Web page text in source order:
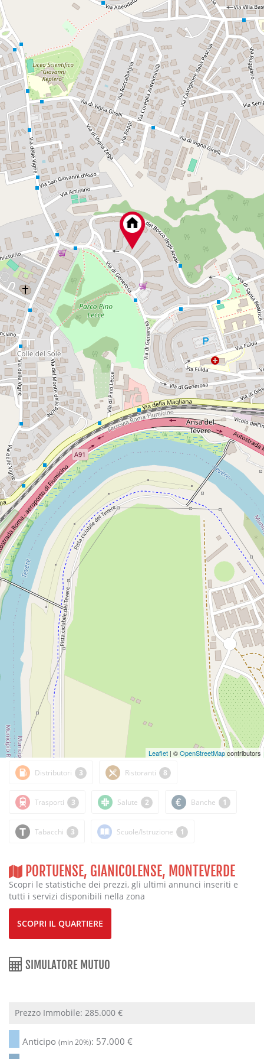
Leaflet | ©OpenStreetMapcontributors
Distributori 3 Ristoranti 8
Trasporti 3 Salute 2 Banche 1
Tabacchi 3 Scuole/Istruzione 1
PORTUENSE, GIANICOLENSE, MONTEVERDE
Scopri le statistiche dei prezzi, gli ultimi annunci inseriti e
tutti i servizi disponibili nella zona
SCOPRI IL QUARTIERE
SIMULATORE MUTUO
Prezzo Immobile: 285.000 €
Anticipo (min 20%): 57.000 €